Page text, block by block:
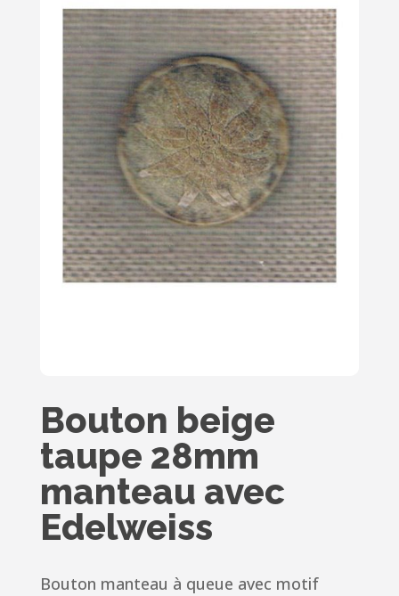
Bouton beige
taupe 28mm
manteau avec
Edelweiss
Bouton manteau à queue avec motif